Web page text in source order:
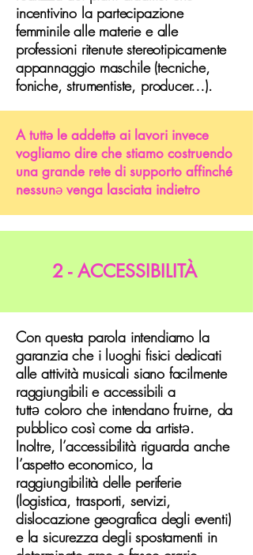
incentivino la partecipazione
femminile alle materie e alle
professioni ritenute stereotipicamente
appannaggio maschile (tecniche,
foniche, strumentiste, producer…).
A tuttə le addettə ai lavori invece
vogliamo dire che stiamo costruendo
una grande rete di supporto affinché
nessunə venga lasciata indietro
2 - ACCESSIBILITÀ
Con questa parola intendiamo la
garanzia che i luoghi fisici dedicati
alle attività musicali siano facilmente
raggiungibili e accessibili a
tuttə coloro che intendano fruirne, da
pubblico così come da artistə.
Inoltre, l’accessibilità riguarda anche
l’aspetto economico, la
raggiungibilità delle periferie
(logistica, trasporti, servizi,
dislocazione geografica degli eventi)
e la sicurezza degli spostamenti in